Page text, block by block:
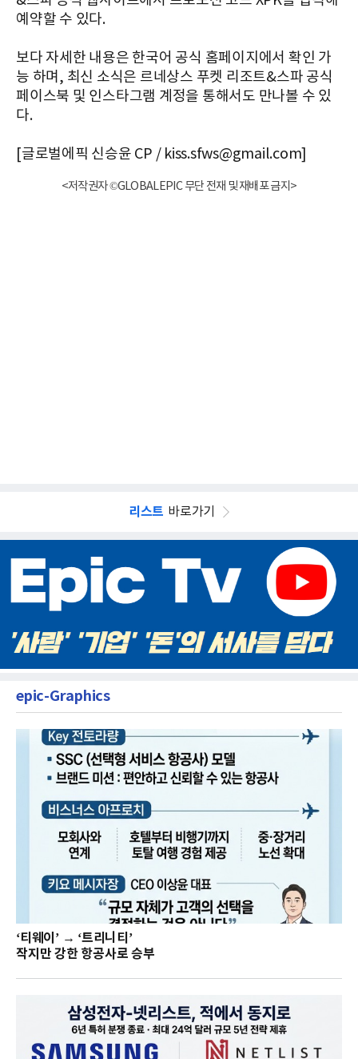
예약할 수 있다.
보다 자세한 내용은 한국어 공식 홈페이지에서 확인 가
능 하며, 최신 소식은 르네상스 푸켓 리조트&스파 공식
페이스북 및 인스타그램 계정을 통해서도 만나볼 수 있
다.
[글로벌에픽 신승윤 CP / kiss.sfws@gmail.com]
<저작권자 ©GLOBALEPIC 무단 전재 및 재배포 금지>
리스트 바로가기
epic-Graphics
‘티웨이’ → ‘트리니티’
작지만 강한 항공사로 승부